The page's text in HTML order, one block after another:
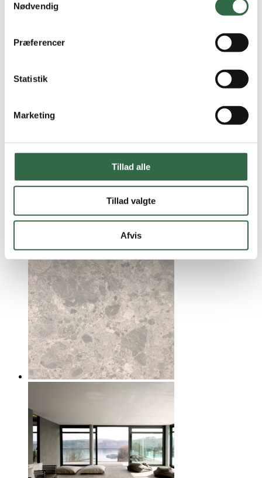
Nødvendig
Præferencer
Statistik
Marketing
Tillad alle
Tillad valgte
Afvis
Vis vare
Pietra ST Grey rt. 60×60
295,00
Vis vare
Home Snow rt. 60×120
425,00DKK/ m2